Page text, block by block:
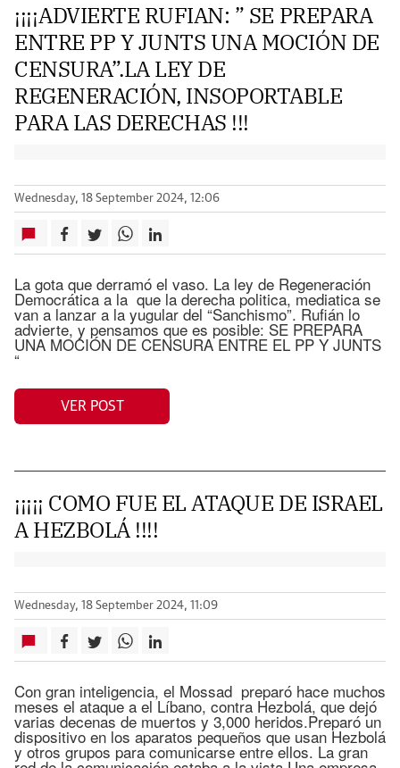
¡¡¡¡ADVIERTE RUFIAN: ” SE PREPARA
ENTRE PP Y JUNTS UNA MOCIÓN DE
CENSURA”.LA LEY DE
REGENERACIÓN, INSOPORTABLE
PARA LAS DERECHAS !!!
Wednesday, 18 September 2024, 12:06
La gota que derramó el vaso. La ley de Regeneración
Democrática a la que la derecha politica, mediatica se
van a lanzar a la yugular del “Sanchismo”. Rufián lo
advierte, y pensamos que es posible: SE PREPARA
UNA MOCIÓN DE CENSURA ENTRE EL PP Y JUNTS
“
VER POST
¡¡¡¡¡ COMO FUE EL ATAQUE DE ISRAEL
A HEZBOLÁ !!!!
Wednesday, 18 September 2024, 11:09
Con gran inteligencia, el Mossad preparó hace muchos
meses el ataque a el Líbano, contra Hezbolá, que dejó
varias decenas de muertos y 3,000 heridos.Preparó un
dispositivo en los aparatos pequeños que usan Hezbolá
y otros grupos para comunicarse entre ellos. La gran